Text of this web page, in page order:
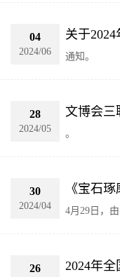
04
2024/06
关于
通知。
28
2024/05
文博会三
。
30
2024/04
4月29日，
26